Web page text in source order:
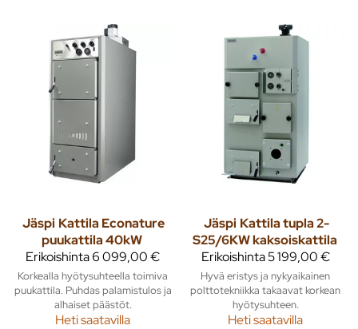
Jäspi Kattila Econature
puukattila 40kW
Erikoishinta6 099,00 €
Korkealla hyötysuhteella toimiva
puukattila. Puhdas palamistulos ja
alhaiset päästöt.
Heti saatavilla
Jäspi Kattila tupla 2-
S25/6KW kaksoiskattila
Erikoishinta5 199,00 €
Hyvä eristys ja nykyaikainen
polttotekniikka takaavat korkean
hyötysuhteen.
Heti saatavilla